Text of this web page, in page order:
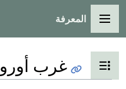
القائمة الرئيسية
المعرفة
تبديل عرض جدول المحتويات
غرب أوروپا